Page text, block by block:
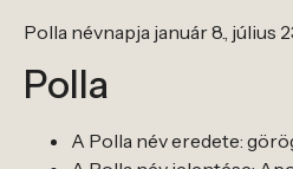
Polla névnapja január 8., július
Polla
A Polla név eredete: